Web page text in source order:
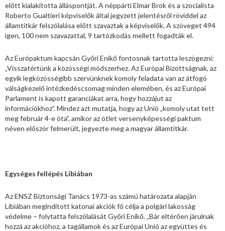
előtt kialakította álláspontját. A néppárti Elmar Brok és a szocialista
Roberto Gualtieri képviselők által jegyzett jelentésről röviddel az
államtitkár felszólalása előtt szavaztak a képviselők. A szöveget 494
igen, 100 nem szavazattal, 9 tartózkodás mellett fogadták el.
Az Európaktum kapcsán Győri Enikő fontosnak tartotta leszögezni:
„Visszatértünk a közösségi módszerhez. Az Európai Bizottságnak, az
egyik legközösségibb szervünknek komoly feladata van az átfogó
válságkezelő intézkedéscsomag minden elemében, és az Európai
Parlament is kapott garanciákat arra, hogy hozzájut az
információkhoz”. Mindez azt mutatja, hogy az Unió „komoly utat tett
meg február 4-e óta”, amikor az ötlet versenyképességi paktum
néven először felmerült, jegyezte meg a magyar államtitkár.
Egységes fellépés Líbiában
Az ENSZ Biztonsági Tanács 1973-as számú határozata alapján
Líbiában megindított katonai akciók fő célja a polgári lakosság
védelme – folytatta felszólalását Győri Enikő. „Bár eltérően járulnak
hozzá az akcióhoz, a tagállamok és az Európai Unió az együttes és